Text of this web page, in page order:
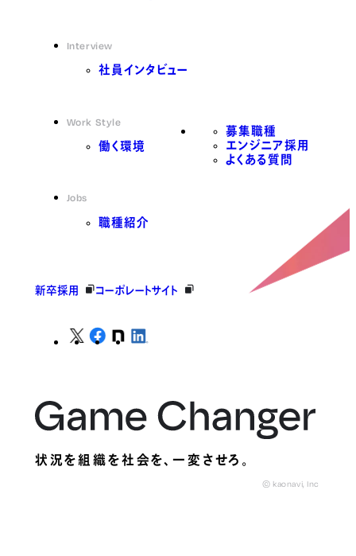
Interview
社員インタビュー
Work Style
働く環境
Jobs
職種紹介
募集職種
エンジニア採用
よくある質問
新卒採用 コーポレートサイト
状況を組織を社会を、一変させろ。
© kaonavi, Inc